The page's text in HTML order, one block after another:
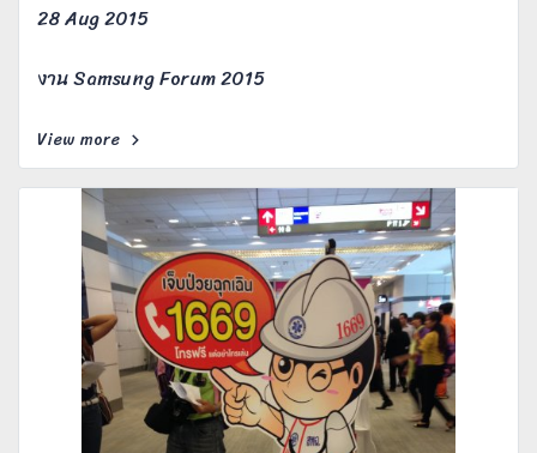
28 Aug 2015
งาน Samsung Forum 2015
View more